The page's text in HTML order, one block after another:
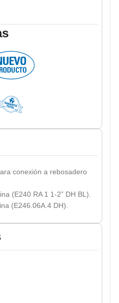
conexión a rebosadero
(E240 RA 1 1-2” DH BL).
(E246.06A.4 DH).